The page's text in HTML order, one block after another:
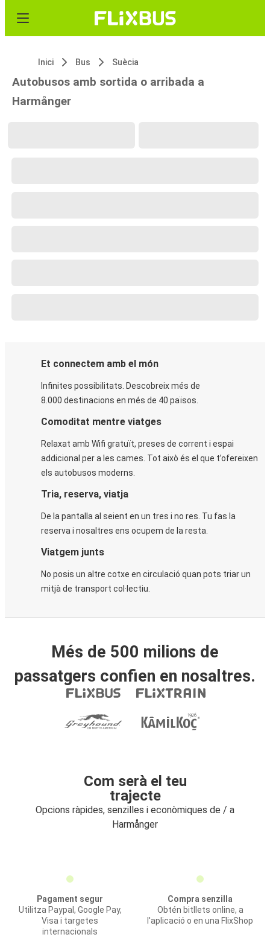
Inici Bus Suècia
Autobusos amb sortida o arribada a
Harmånger
Et connectem amb el món
Infinites possibilitats. Descobreix més de
8.000 destinacions en més de 40 països.
Comoditat mentre viatges
Relaxat amb Wifi gratuït, preses de corrent i espai
addicional per a les cames. Tot això és el que t’ofereixen
els autobusos moderns.
Tria, reserva, viatja
De la pantalla al seient en un tres i no res. Tu fas la
reserva i nosaltres ens ocupem de la resta.
Viatgem junts
No posis un altre cotxe en circulació quan pots triar un
mitjà de transport col·lectiu.
Més de 500 milions de
passatgers confien en nosaltres.
Com serà el teu
trajecte
Opcions ràpides, senzilles i econòmiques de / a
Harmånger
Pagament segur
Utilitza Paypal, Google Pay,
Visa i targetes
internacionals
Compra senzilla
Obtén bitllets online, a
l'aplicació o en una FlixShop